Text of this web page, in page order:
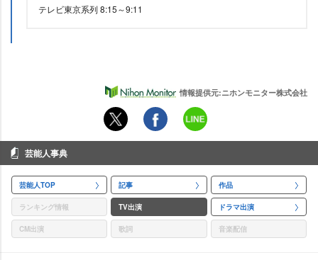
テレビ東京系列 8:15～9:11
情報提供元:ニホンモニター株式会社
芸能人事典
芸能人TOP 記事 作品
ランキング情報 TV出演 ドラマ出演
CM出演 歌詞 音楽配信